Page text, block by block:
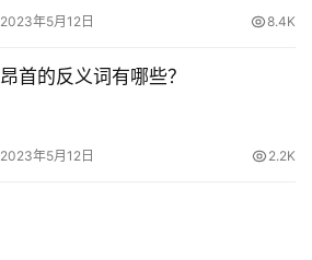
2023年5月12日 8.4K
昂首的反义词有哪些？
2023年5月12日 2.2K